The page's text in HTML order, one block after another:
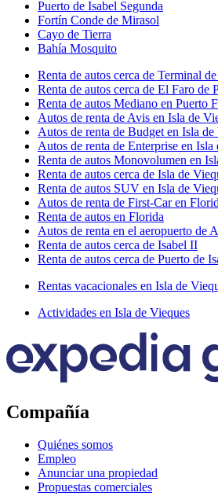
Puerto de Isabel Segunda
Fortín Conde de Mirasol
Cayo de Tierra
Bahía Mosquito
Renta de autos cerca de Terminal
Renta de autos cerca de El Faro de
Renta de autos Mediano en Puerto
Autos de renta de Avis en Isla de
Autos de renta de Budget en Isla de
Autos de renta de Enterprise en Isla
Renta de autos Monovolumen en
Renta de autos cerca de Isla de
Renta de autos SUV en Isla de
Autos de renta de First-Car en
Renta de autos en Florida
Autos de renta en el aeropuerto de
Renta de autos cerca de Isabel II
Renta de autos cerca de Puerto de
Rentas vacacionales en Isla de
Actividades en Isla de Vieques
Compañía
Quiénes somos
Empleo
Anunciar una propiedad
Propuestas comerciales